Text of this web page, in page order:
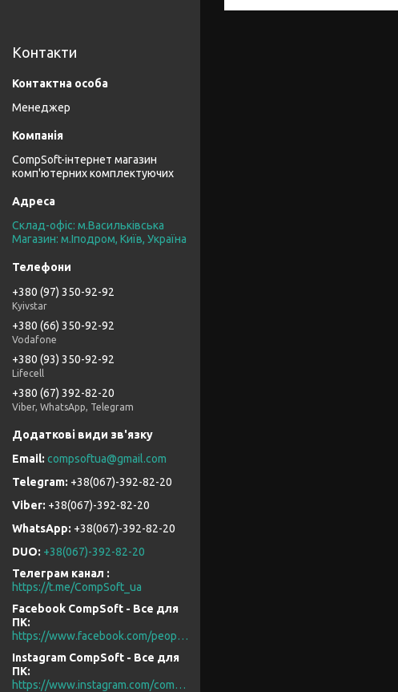
Контакти
Менеджер
CompSoft-інтернет магазин
комп'ютерних комплектуючих
Склад-офіс: м.Васильківська
Магазин: м.Іподром, Київ, Україна
+380 (97) 350-92-92
Kyivstar
+380 (66) 350-92-92
Vodafone
+380 (93) 350-92-92
Lifecell
+380 (67) 392-82-20
Viber, WhatsApp, Telegram
compsoftua@gmail.com
+38(067)-392-82-20
+38(067)-392-82-20
+38(067)-392-82-20
DUO +38(067)-392-82-20
Телеграм канал
https://t.me/CompSoft_ua
Facebook CompSoft - Все для
ПК
https://www.facebook.com/people/CompSoft-Все-для-ПК/61573976796581/
Instagram CompSoft - Все для
ПК
https://www.instagram.com/compsoft.ua/